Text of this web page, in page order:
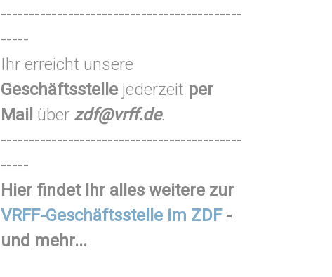
-------------------------------------------
-----
Ihr erreicht unsere
Geschäftsstelle jederzeit per
Mail über zdf@vrff.de.
-------------------------------------------
-----
Hier findet Ihr alles weitere zur
VRFF-Geschäftsstelle im ZDF-
und mehr...